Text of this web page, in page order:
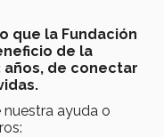
que la Fundación
de la
años, de conectar
ayuda o